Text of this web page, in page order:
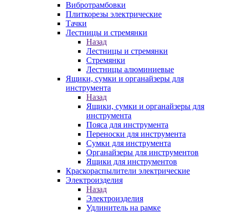
Вибротрамбовки
Плиткорезы электрические
Тачки
Лестницы и стремянки
Назад
Лестницы и стремянки
Стремянки
Лестницы алюминиевые
Ящики, сумки и органайзеры для
инструмента
Назад
Ящики, сумки и органайзеры для
инструмента
Пояса для инструмента
Переноски для инструмента
Сумки для инструмента
Органайзеры для инструментов
Ящики для инструментов
Краскораспылители электрические
Электроизделия
Назад
Электроизделия
Удлинитель на рамке